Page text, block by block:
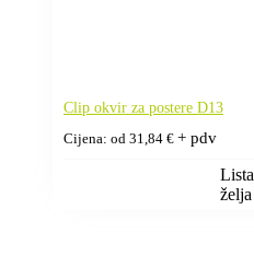
Clip okvir za postere D13
Cijena: od 31,84 € + pdv
Lista
želja